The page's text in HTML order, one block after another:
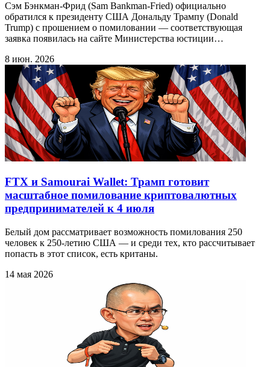
Сэм Бэнкман-Фрид (Sam Bankman-Fried) официально
обратился к президенту США Дональду Трампу (Donald
Trump) с прошением о помиловании — соответствующая
заявка появилась на сайте Министерства юстиции…
8 июн. 2026
FTX и Samourai Wallet: Трамп готовит
масштабное помилование криптовалютных
предпринимателей к 4 июля
Белый дом рассматривает возможность помилования 250
человек к 250-летию США — и среди тех, кто рассчитывает
попасть в этот список, есть кританы.
14 мая 2026